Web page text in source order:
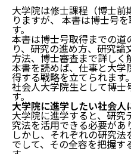
大学院は修士課程（博士
りますが、 本書は博士号
す。
本書は博士号取得までの
り、研究の進め方、研究
方法、博士審査まで詳しく
本書を読めば、仕事と大
得する戦略を立てられます。
社会人大学院生として博
す。
大学院に進学したい社会人
大学院に進学すると、研
究法を活用できる必要があ
しかし、それぞれの研究
でして、その全容を把握す
がら博士・修士
働きながらでも博士号
まとめ